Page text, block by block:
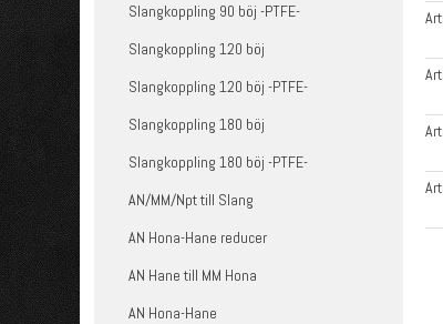
Slangkoppling 90 böj -PTFE-
Slangkoppling 120 böj
Slangkoppling 120 böj -PTFE-
Slangkoppling 180 böj
Slangkoppling 180 böj -PTFE-
AN/MM/Npt till Slang
AN Hona-Hane reducer
AN Hane till MM Hona
AN Hona-Hane